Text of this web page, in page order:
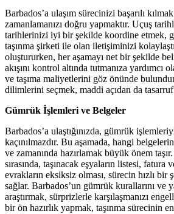
Barbados’a ulaşım sürecinizi başarılı
zamanlamanızı doğru yapmaktır. Uçuş
tarihlerinizi iyi bir şekilde koordine etmek,
taşınma şirketi ile olan iletişiminizi
oluştururken, her aşamayı net bir şekilde
akışını kontrol altında tutmanıza yardımcı
ve taşıma maliyetlerini göz önünde
dilimlerini seçmek, maddi açıdan da
Gümrük İşlemleri ve Belgeler
Barbados’a ulaştığınızda, gümrük
kaçınılmazdır. Bu aşamada, hangi
ve zamanında hazırlamak büyük önem
sırasında, taşınacak eşyaların listesi,
evrakların eksiksiz olması, sürecin hızlı bir
sağlar. Barbados’un gümrük kurallarını ve
araştırmak, sürprizlerle karşılaşmanızı
bir ön hazırlık yapmak, taşınma sürecinin